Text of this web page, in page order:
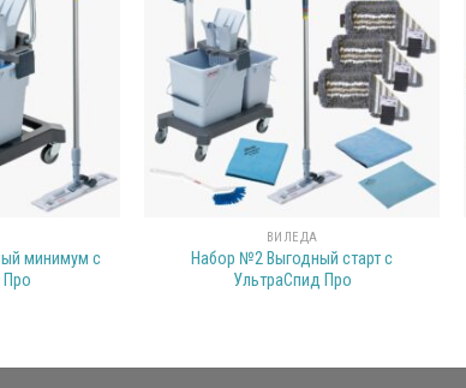
минимум с
Про
ВИЛЕДА
Набор №2 Выгодный старт с
УльтраСпид Про